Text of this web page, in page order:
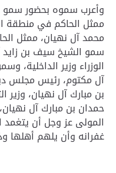
وأعرب سموه بحضور سمو
ممثل الحاكم في منطقة
محمد آل نهيان، ممثل
سمو الشيخ سيف بن زايد
الوزراء وزير الداخلية،
آل مكتوم، رئيس مجلس
بن مبارك آل نهيان، وزير
حمدان بن مبارك آل
المولى عز وجل أن
غفرانه وأن يلهم أهلها